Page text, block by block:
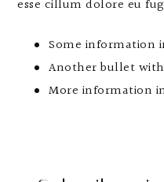
esse cillum dolore eu
Some information
Another bullet
More information